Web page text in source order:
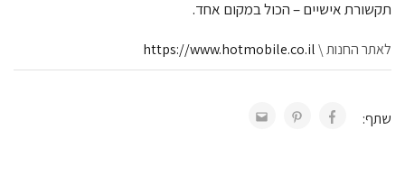
תקשורת אישיים – הכול במקום אחד.
לאתר החנות \https://www.hotmobile.co.il
שתף: